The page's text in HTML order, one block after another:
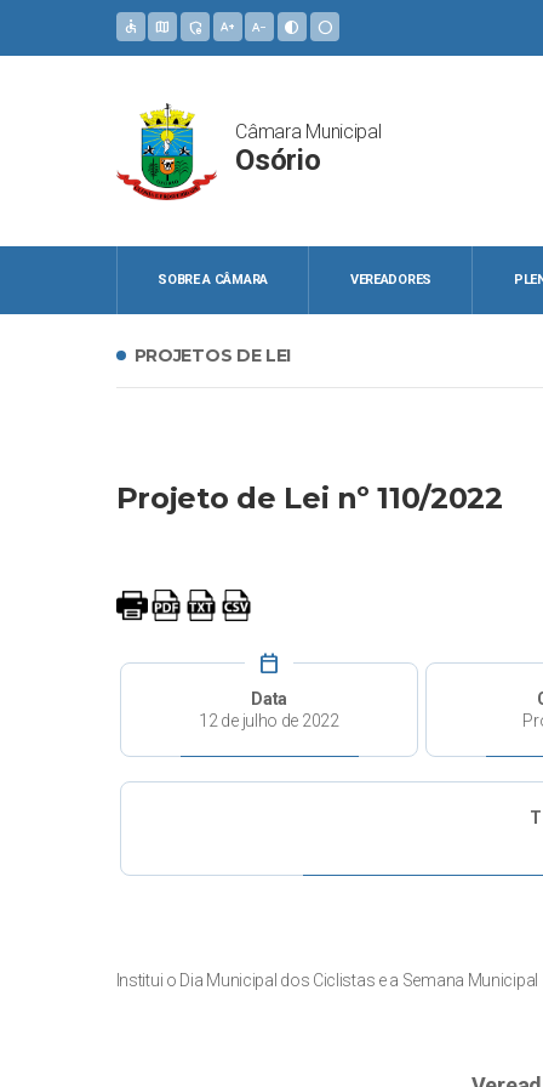
accessible map admin_panel_settings text_increase text_decrease contrast circle
Câmara Municipal
Osório
SOBRE A CÂMARA VEREADORES
PROJETOS DE LEI
Projeto de Lei nº 110/2022
calendar_today
Data
12 de julho de 2022
Institui o Dia Municipal dos Ciclistas e a Semana